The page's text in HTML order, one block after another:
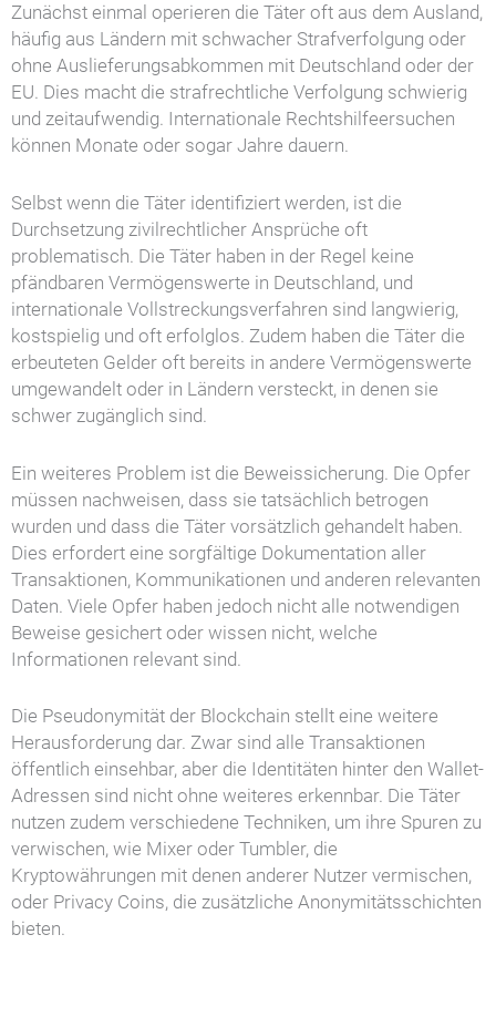
Zunächst einmal operieren die Täter oft aus dem Ausland,
häufig aus Ländern mit schwacher Strafverfolgung oder
ohne Auslieferungsabkommen mit Deutschland oder der
EU. Dies macht die strafrechtliche Verfolgung schwierig
und zeitaufwendig. Internationale Rechtshilfeersuchen
können Monate oder sogar Jahre dauern.
Selbst wenn die Täter identifiziert werden, ist die
Durchsetzung zivilrechtlicher Ansprüche oft
problematisch. Die Täter haben in der Regel keine
pfändbaren Vermögenswerte in Deutschland, und
internationale Vollstreckungsverfahren sind langwierig,
kostspielig und oft erfolglos. Zudem haben die Täter die
erbeuteten Gelder oft bereits in andere Vermögenswerte
umgewandelt oder in Ländern versteckt, in denen sie
schwer zugänglich sind.
Ein weiteres Problem ist die Beweissicherung. Die Opfer
müssen nachweisen, dass sie tatsächlich betrogen
wurden und dass die Täter vorsätzlich gehandelt haben.
Dies erfordert eine sorgfältige Dokumentation aller
Transaktionen, Kommunikationen und anderen relevanten
Daten. Viele Opfer haben jedoch nicht alle notwendigen
Beweise gesichert oder wissen nicht, welche
Informationen relevant sind.
Die Pseudonymität der Blockchain stellt eine weitere
Herausforderung dar. Zwar sind alle Transaktionen
öffentlich einsehbar, aber die Identitäten hinter den Wallet-
Adressen sind nicht ohne weiteres erkennbar. Die Täter
nutzen zudem verschiedene Techniken, um ihre Spuren zu
verwischen, wie Mixer oder Tumbler, die
Kryptowährungen mit denen anderer Nutzer vermischen,
oder Privacy Coins, die zusätzliche Anonymitätsschichten
bieten.